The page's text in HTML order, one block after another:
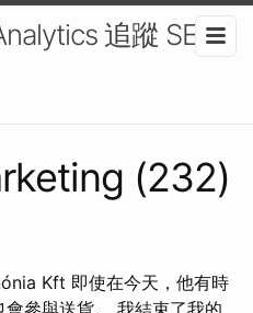
追蹤 SEO
(232)
Kft 即使在今天，他有時
參與送貨。 我結束了我的